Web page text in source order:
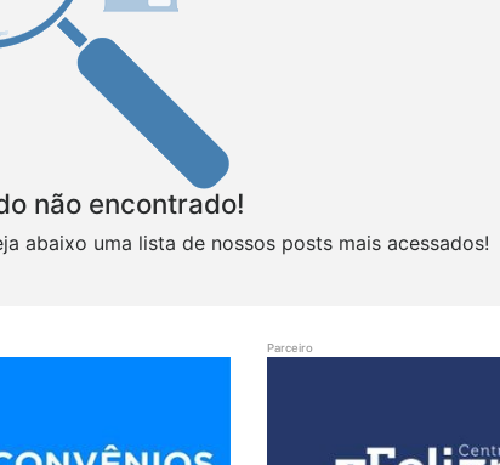
não encontrado!
abaixo uma lista de nossos posts mais acessados!
Parceiro